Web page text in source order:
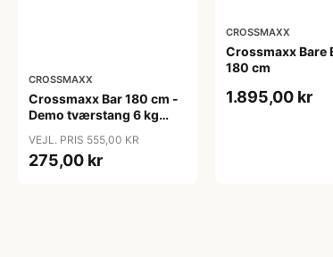
CROSSMAXX
Crossmaxx Bar 180 cm -
Demo tværstang 6 kg
VEJL. PRIS 555,00 KR
275,00 kr
CROSSMAXX
Crossmaxx Bare
180 cm
1.895,00 kr